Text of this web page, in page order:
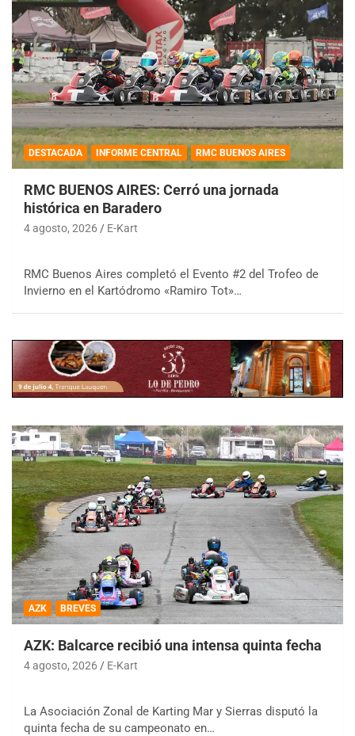
DESTACADA INFORME CENTRAL RMC BUENOS AIRES
RMC BUENOS AIRES: Cerró una jornada
histórica en Baradero
4 agosto, 2026 E-Kart
RMC Buenos Aires completó el Evento #2 del Trofeo de
Invierno en el Kartódromo «Ramiro Tot»…
AZK BREVES
AZK: Balcarce recibió una intensa quinta fecha
4 agosto, 2026 E-Kart
La Asociación Zonal de Karting Mar y Sierras disputó la
quinta fecha de su campeonato en…